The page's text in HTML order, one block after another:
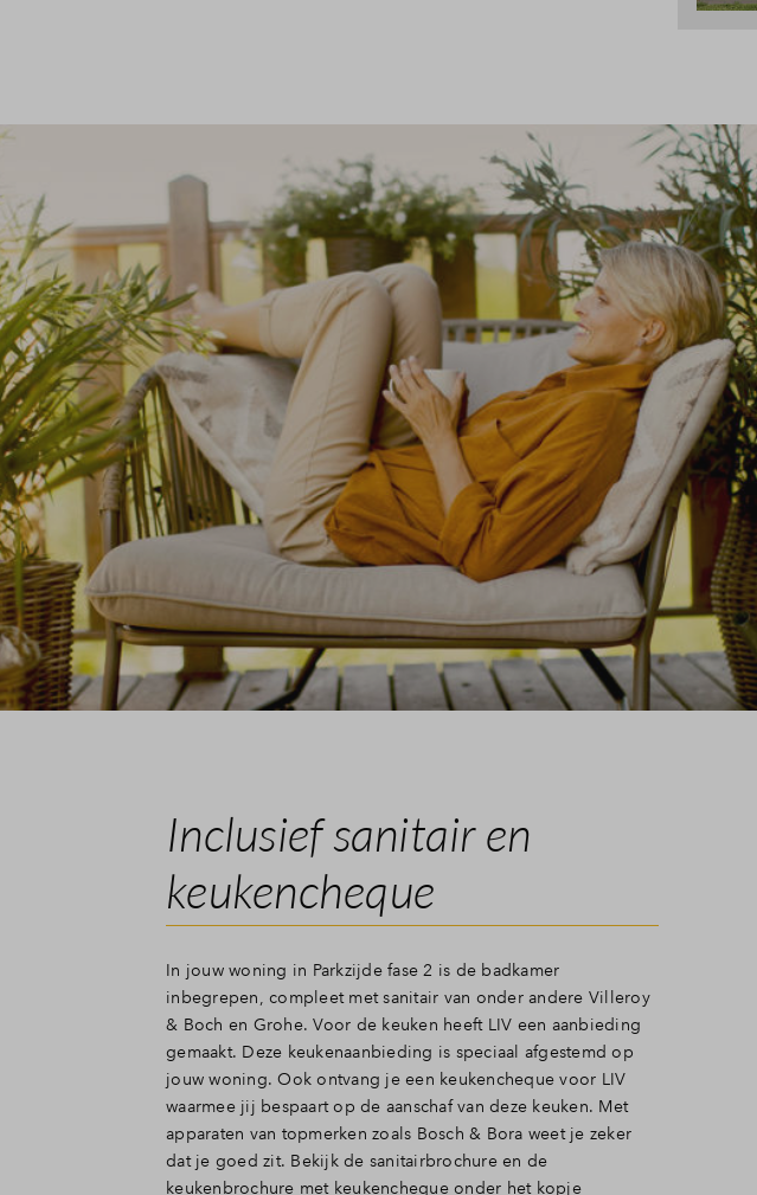
Inclusief sanitair en
keukencheque
In jouw woning in Parkzijde fase 2 is de badkamer
inbegrepen, compleet met sanitair van onder andere Villeroy
& Boch en Grohe. Voor de keuken heeft LIV een aanbieding
gemaakt. Deze keukenaanbieding is speciaal afgestemd op
jouw woning. Ook ontvang je een keukencheque voor LIV
waarmee jij bespaart op de aanschaf van deze keuken. Met
apparaten van topmerken zoals Bosch & Bora weet je zeker
dat je goed zit. Bekijk de sanitairbrochure en de
keukenbrochure met keukencheque onder het kopje